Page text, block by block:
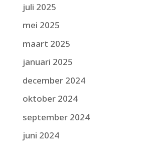
juli 2025
mei 2025
maart 2025
januari 2025
december 2024
oktober 2024
september 2024
juni 2024